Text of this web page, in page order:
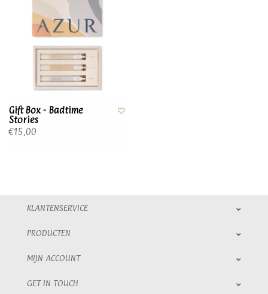
Gift Box - Badtime
Stories
€15,00
KLANTENSERVICE
PRODUCTEN
MIJN ACCOUNT
GET IN TOUCH